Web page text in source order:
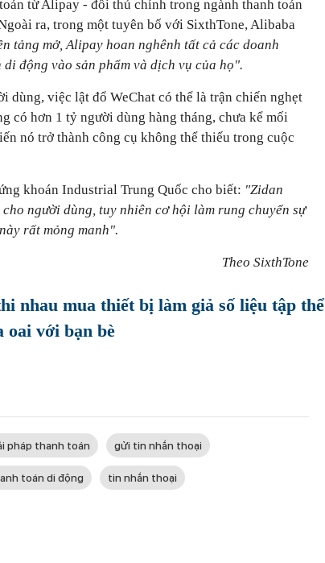
từ Alipay - đối thủ chính trong ngành thanh toán
ra, trong một tuyên bố với SixthTone, Alibaba
tảng mở, Alipay hoan nghênh tất cả các doanh
động vào sản phẩm và dịch vụ của họ".
dùng, việc lật đổ WeChat có thể là trận chiến nghẹt
có hơn 1 tỷ người dùng hàng tháng, chưa kể mối
nó trở thành công cụ không thể thiếu trong cuộc
khoán Industrial Trung Quốc cho biết: "Zidan
người dùng, tuy nhiên cơ hội làm rung chuyển sự
rất mỏng manh".
Theo SixthTone
nhau mua thiết bị làm giả số liệu tập thể
oai với bạn bè
pháp thanh toán gửi tin nhắn thoại
toán di động tin nhắn thoại